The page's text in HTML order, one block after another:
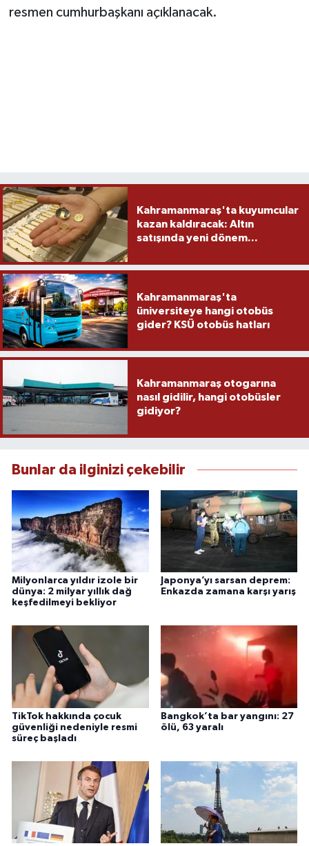
resmen cumhurbaşkanı açıklanacak.
Kahramanmaraş'ta kuyumcular
kazan kaldıracak: Altın
satışında yeni dönem...
Kahramanmaraş'ta
üniversiteye hangi otobüs
gider? KSÜ otobüs hatları
Kahramanmaraş otogarına
nasıl gidilir, hangi otobüsler
gidiyor?
Bunlar da ilginizi çekebilir
Milyonlarca yıldır izole bir
dünya: 2 milyar yıllık dağ
keşfedilmeyi bekliyor
Japonya’yı sarsan deprem:
Enkazda zamana karşı yarış
TikTok hakkında çocuk
güvenliği nedeniyle resmi
süreç başladı
Bangkok’ta bar yangını: 27
ölü, 63 yaralı